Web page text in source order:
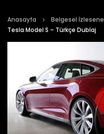
Anasayfa Belgesel İzlesene
Tesla Model S – Türkçe Dublaj